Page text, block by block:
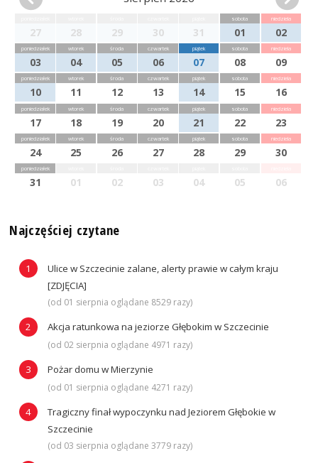
27 28 29 30 31
sobota
01
niedziela
02
poniedziałek
03
wtorek
04
środa
05
czwartek
06
piątek
07
sobota
08
niedziela
09
poniedziałek
10
wtorek
11
środa
12
czwartek
13
piątek
14
sobota
15
niedziela
16
poniedziałek
17
wtorek
18
środa
19
czwartek
20
piątek
21
sobota
22
niedziela
23
poniedziałek
24
wtorek
25
środa
26
czwartek
27
piątek
28
sobota
29
niedziela
30
poniedziałek
31 01 02 03 04 05 06
Najczęściej czytane
Ulice w Szczecinie zalane, alerty prawie w całym kraju
[ZDJĘCIA]
(od 01 sierpnia oglądane 8529 razy)
Akcja ratunkowa na jeziorze Głębokim w Szczecinie
(od 02 sierpnia oglądane 4971 razy)
Pożar domu w Mierzynie
(od 01 sierpnia oglądane 4271 razy)
Tragiczny finał wypoczynku nad Jeziorem Głębokie w
Szczecinie
(od 03 sierpnia oglądane 3779 razy)